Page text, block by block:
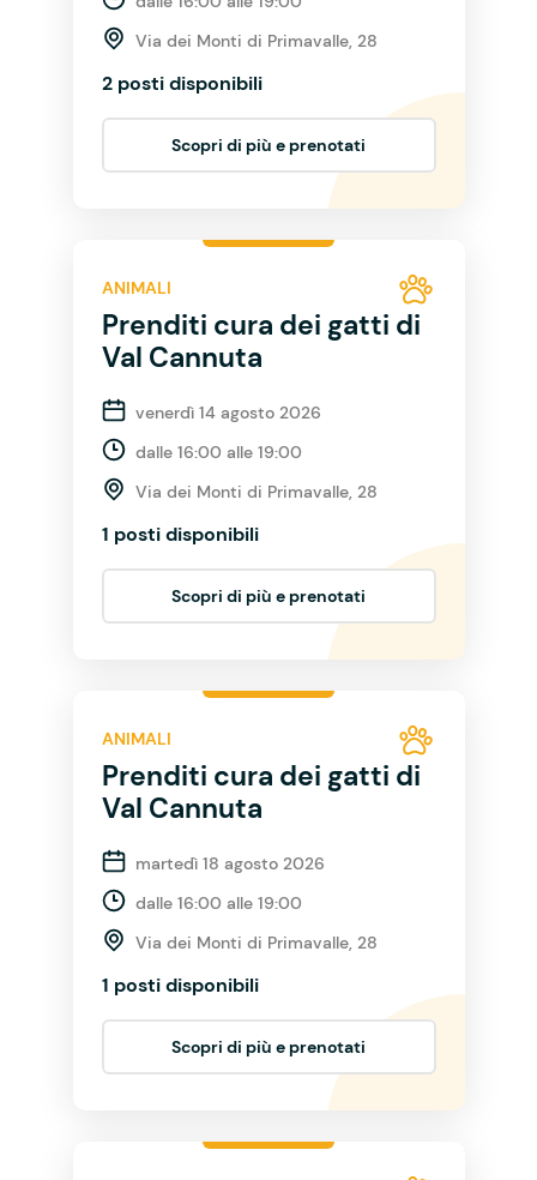
Via dei Monti di Primavalle, 28
2 posti disponibili
Scopri di più e prenotati
ANIMALI
Prenditi cura dei gatti di
Val Cannuta
venerdì 14 agosto 2026
dalle 16:00 alle 19:00
Via dei Monti di Primavalle, 28
1 posti disponibili
Scopri di più e prenotati
ANIMALI
Prenditi cura dei gatti di
Val Cannuta
martedì 18 agosto 2026
dalle 16:00 alle 19:00
Via dei Monti di Primavalle, 28
1 posti disponibili
Scopri di più e prenotati